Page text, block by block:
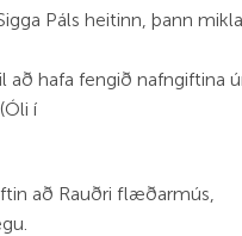
Páls heitinn, þann
að hafa fengið nafngiftina
í
að Rauðri flæðarmús,